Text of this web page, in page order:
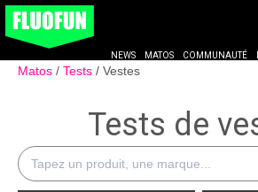
NEWS MATOS COMMUNAUTÉ
Matos Tests Vestes
Tests de